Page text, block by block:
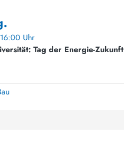
Uhr
Tag der Energie-Zukunft